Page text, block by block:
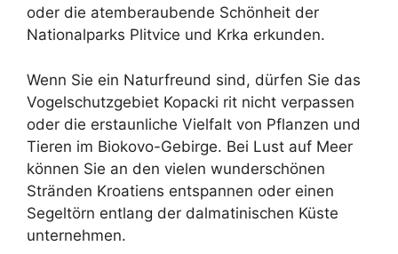
oder die atemberaubende Schönheit der
Nationalparks Plitvice und Krka erkunden.
Wenn Sie ein Naturfreund sind, dürfen Sie das
Vogelschutzgebiet Kopacki rit nicht verpassen
oder die erstaunliche Vielfalt von Pflanzen und
Tieren im Biokovo-Gebirge. Bei Lust auf Meer
können Sie an den vielen wunderschönen
Stränden Kroatiens entspannen oder einen
Segeltörn entlang der dalmatinischen Küste
unternehmen.